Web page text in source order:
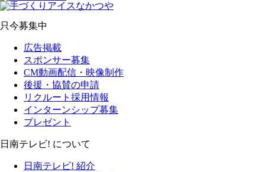
只今募集中
広告掲載
スポンサー募集
CM動画配信・映像制作
後援・協賛の申請
リクルート採用情報
インターンシップ募集
プレゼント
日南テレビ! について
日南テレビ! 紹介